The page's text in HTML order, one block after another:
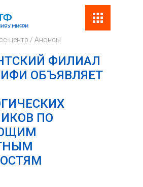
центр / Анонсы
ФИЛИАЛ
ОБЪЯВЛЯЕТ
ПО